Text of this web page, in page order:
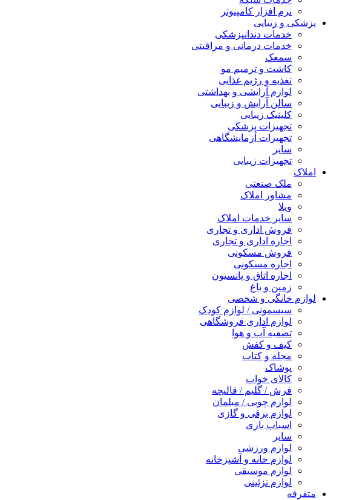
نرم افزار کامپیوتر
پزشکی و زیبایی
خدمات دندانپزشکی
خدمات درمانی و مراقبتی
سمعک
کاشت و ترمیم مو
تغذیه و رژیم غذایی
لوازم آرایشی و بهداشتی
سالن آرایش و زیبایی
کلینیک زیبایی
تجهیزات پزشکی
تجهیزات آزمایشگاهی
سایر
تجهیزات زیبایی
املاک
ملک صنعتی
مشاور املاک
ویلا
سایر خدمات املاک
فروش اداری و تجاری
اجاره اداری و تجاری
فروش مسکونی
اجاره مسکونی
اجاره اتاق و پانسیون
زمین و باغ
لوازم خانگی و شخصی
سیسمونی / لوازم کودک
لوازم اداری فروشگاهی
تصفیه آب و هوا
کیف و کفش
مجله و کتاب
پوشاک
کالای خواب
فرش / گلیم / قالیچه
لوازم چوبی / مبلمان
لوازم برقی و گازی
اسباب بازی
سایر
لوازم ورزشی
لوازم خانه و آشپزخانه
لوازم موسیقی
لوازم تزئینی
متفرقه